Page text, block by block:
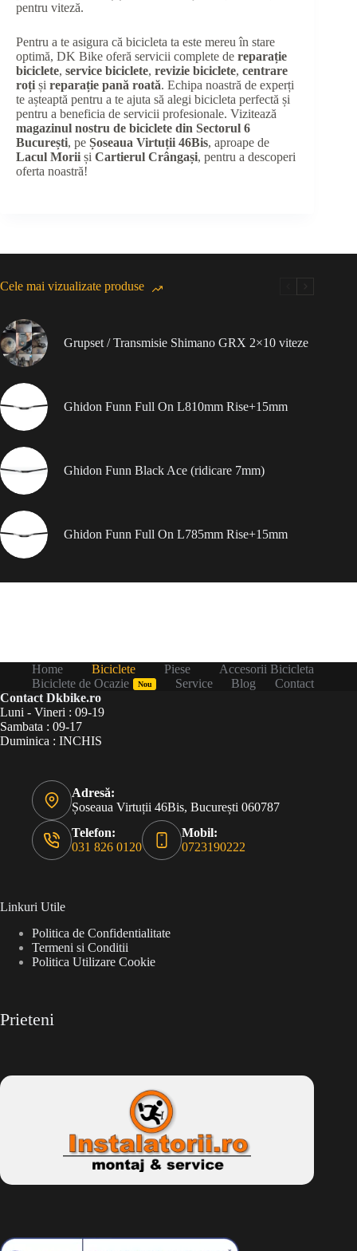
pentru viteză.
Pentru a te asigura că bicicleta ta este mereu în stare
optimă, DK Bike oferă servicii complete de reparație
biciclete, service biciclete, revizie biciclete, centrare
roți și reparație pană roată. Echipa noastră de experți
te așteaptă pentru a te ajuta să alegi bicicleta perfectă și
pentru a beneficia de servicii profesionale. Vizitează
magazinul nostru de biciclete din Sectorul 6
București, pe Șoseaua Virtuții 46Bis, aproape de
Lacul Morii și Cartierul Crângași, pentru a descoperi
oferta noastră!
Cele mai vizualizate produse
Grupset / Transmisie Shimano GRX 2×10 viteze
Ghidon Funn Full On L810mm Rise+15mm
Ghidon Funn Black Ace (ridicare 7mm)
Ghidon Funn Full On L785mm Rise+15mm
Home Biciclete Piese
Accesorii Bicicleta
Biciclete de Ocazie
Nou Service Blog
Contact
Contact Dkbike.ro
Luni - Vineri : 09-19
Sambata : 09-17
Duminica : INCHIS
Adresă:
Șoseaua Virtuții 46Bis, București 060787
Telefon:
031 826 0120
Mobil:
0723190222
Linkuri Utile
Politica de Confidentialitate
Termeni si Conditii
Politica Utilizare Cookie
Prieteni